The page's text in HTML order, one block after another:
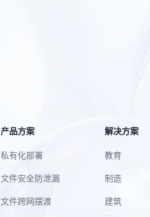
产品方案
私有化部署
文件安全防泄漏
文件跨网摆渡
解决方案
教育
制造
建筑